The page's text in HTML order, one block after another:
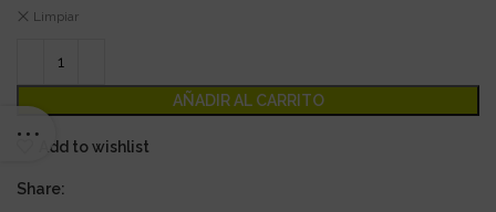
Limpiar
AÑADIR AL CARRITO
Add to wishlist
Share: